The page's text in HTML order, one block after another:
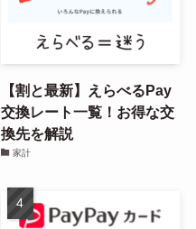
【割と最新】えらべるPay
交換レート一覧！お得な交
換先を解説
家計